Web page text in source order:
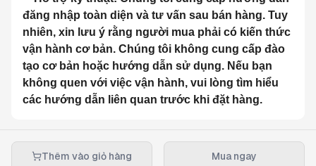
Thêm vào giỏ hàng Mua ngay
đăng nhập toàn diện và tư vấn sau bán hàng. Tuy
nhiên, xin lưu ý rằng người mua phải có kiến thức
vận hành cơ bản. Chúng tôi không cung cấp đào
tạo cơ bản hoặc hướng dẫn sử dụng. Nếu bạn
không quen với việc vận hành, vui lòng tìm hiểu
các hướng dẫn liên quan trước khi đặt hàng.